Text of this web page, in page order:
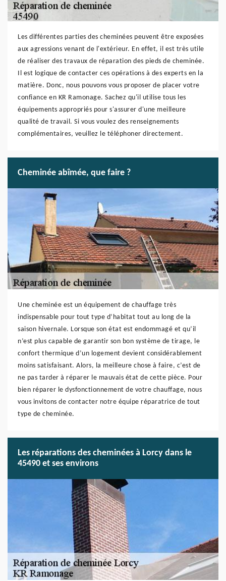
Les différentes parties des cheminées peuvent être exposées
aux agressions venant de l'extérieur. En effet, il est très utile
de réaliser des travaux de réparation des pieds de cheminée.
Il est logique de contacter ces opérations à des experts en la
matière. Donc, nous pouvons vous proposer de placer votre
confiance en KR Ramonage. Sachez qu'il utilise tous les
équipements appropriés pour s'assurer d'une meilleure
qualité de travail. Si vous voulez des renseignements
complémentaires, veuillez le téléphoner directement.
Cheminée abîmée, que faire ?
Une cheminée est un équipement de chauffage très
indispensable pour tout type d’habitat tout au long de la
saison hivernale. Lorsque son état est endommagé et qu’il
n’est plus capable de garantir son bon système de tirage, le
confort thermique d’un logement devient considérablement
moins satisfaisant. Alors, la meilleure chose à faire, c’est de
ne pas tarder à réparer le mauvais état de cette pièce. Pour
bien réparer le dysfonctionnement de votre chauffage, nous
vous invitons de contacter notre équipe réparatrice de tout
type de cheminée.
Les réparations des cheminées à Lorcy dans le
45490 et ses environs